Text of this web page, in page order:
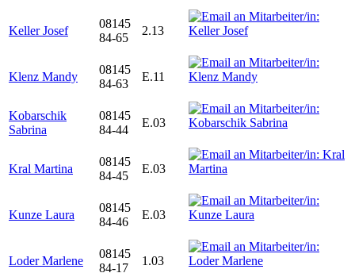
Keller Josef
08145
84-65
2.13
Klenz Mandy
08145
84-63
E.11
Kobarschik
Sabrina
08145
84-44
E.03
Kral Martina
08145
84-45
E.03
Kunze Laura
08145
84-46
E.03
Loder Marlene
08145
84-17
1.03